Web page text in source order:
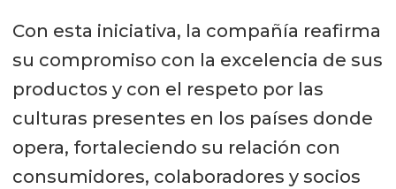
Con esta iniciativa, la compañía reafirma
su compromiso con la excelencia de sus
productos y con el respeto por las
culturas presentes en los países donde
opera, fortaleciendo su relación con
consumidores, colaboradores y socios